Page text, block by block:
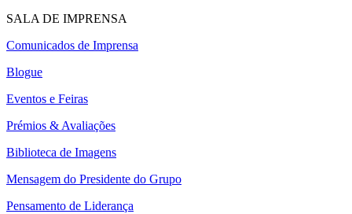
SALA DE IMPRENSA
Comunicados de Imprensa
Blogue
Eventos e Feiras
Prémios & Avaliações
Biblioteca de Imagens
Mensagem do Presidente do Grupo
Pensamento de Liderança